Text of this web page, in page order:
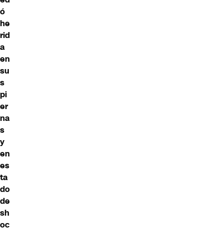
ó
he
rid
a
en
su
s
pi
er
na
s
y
en
es
ta
do
de
sh
oc